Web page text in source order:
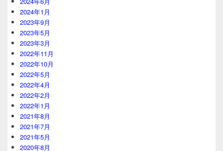
2024年1月
2023年9月
2023年5月
2023年3月
2022年11月
2022年10月
2022年5月
2022年4月
2022年2月
2022年1月
2021年8月
2021年7月
2021年5月
2020年8月